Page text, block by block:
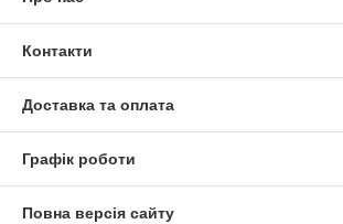
Контакти
Доставка та оплата
Графік роботи
Повна версія сайту